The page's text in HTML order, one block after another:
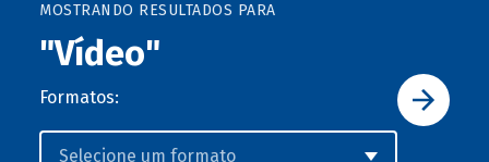
MOSTRANDO RESULTADOS PARA
"Vídeo"
Formatos: